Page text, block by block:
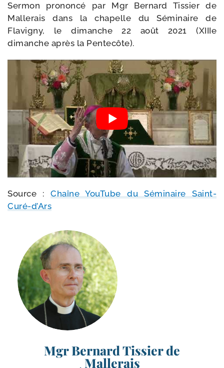
Sermon pro­non­cé par Mgr Bernard Tissier de
Mallerais dans la cha­pelle du Séminaire de
Flavigny, le dimanche 22 août 2021 (XIIIe
dimanche après la Pentecôte).
Source : Chaîne YouTube du Séminaire Saint-
Curé-d’Ars
Mgr Bernard Tissier de
Mallerais